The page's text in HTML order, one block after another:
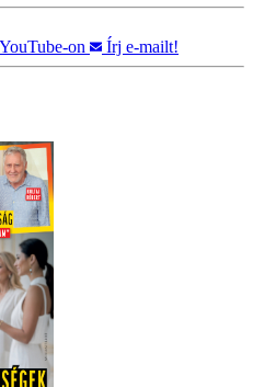
YouTube-on Írj e-mailt!